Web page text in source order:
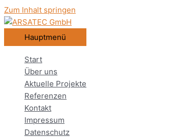
Zum Inhalt springen
Hauptmenü
Start
Über uns
Aktuelle Projekte
Referenzen
Kontakt
Impressum
Datenschutz